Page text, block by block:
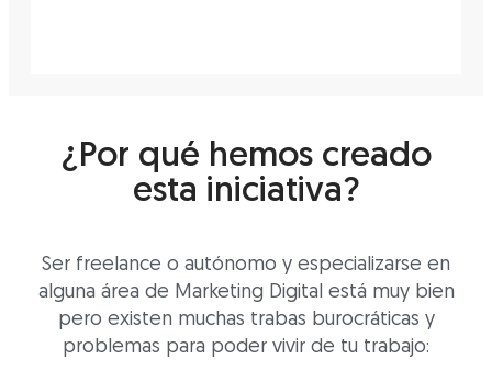
¿Por qué hemos creado
esta iniciativa?
Ser freelance o autónomo y especializarse en
alguna área de Marketing Digital está muy bien
pero existen muchas trabas burocráticas y
problemas para poder vivir de tu trabajo: